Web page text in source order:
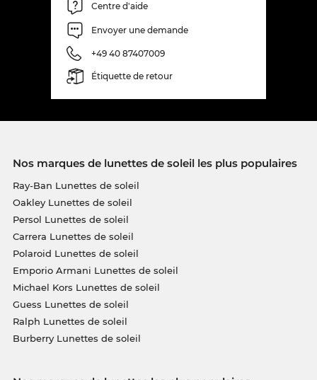
Centre d'aide
Envoyer une demande
+49 40 87407009
Étiquette de retour
Nos marques de lunettes de soleil les plus populaires
Ray-Ban Lunettes de soleil
Oakley Lunettes de soleil
Persol Lunettes de soleil
Carrera Lunettes de soleil
Polaroid Lunettes de soleil
Emporio Armani Lunettes de soleil
Michael Kors Lunettes de soleil
Guess Lunettes de soleil
Ralph Lunettes de soleil
Burberry Lunettes de soleil